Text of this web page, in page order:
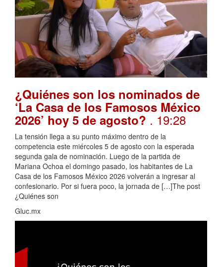
¿Quiénes son los nominados de
‘La Casa de los Famosos México
2026’ hoy 5 de agosto? . 19:28
La tensión llega a su punto máximo dentro de la
competencia este miércoles 5 de agosto con la esperada
segunda gala de nominación. Luego de la partida de
Mariana Ochoa el domingo pasado, los habitantes de La
Casa de los Famosos México 2026 volverán a ingresar al
confesionario. Por si fuera poco, la jornada de […]The post
¿Quiénes son
Gluc.mx